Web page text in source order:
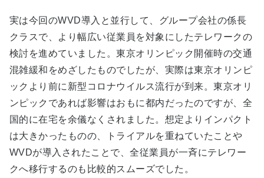
実は今回のWVD導入と並行して、グループ会社の係長
クラスで、より幅広い従業員を対象にしたテレワークの
検討を進めていました。東京オリンピック開催時の交通
混雑緩和をめざしたものでしたが、実際は東京オリンピ
ックより前に新型コロナウイルス流行が到来。東京オリ
ンピックであれば影響はおもに都内だったのですが、全
国的に在宅を余儀なくされました。想定よりインパクト
は大きかったものの、トライアルを重ねていたことや
WVDが導入されたことで、全従業員が一斉にテレワー
クへ移行するのも比較的スムーズでした。